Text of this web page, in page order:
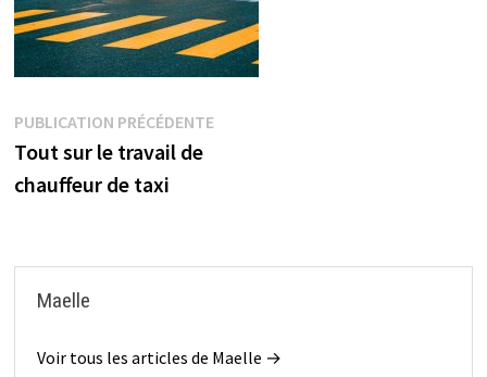
Navigation
de
PUBLICATION PRÉCÉDENTEPublication
Tout sur le travail de
chauffeur de taxi
Maelle
Voir tous les articles de Maelle →